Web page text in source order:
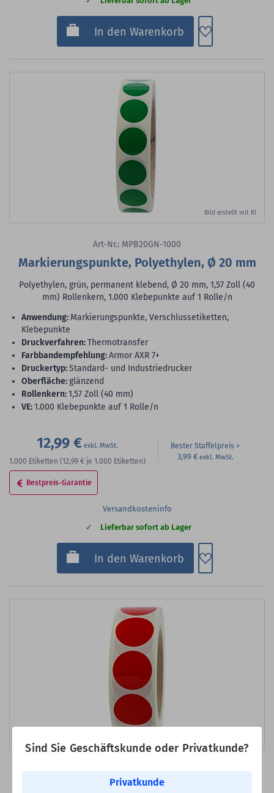
Sind Sie Geschäftskunde oder Privatkunde?
Privatkunde
In den Warenkorb Zum
Bild erstellt mit KI
Art-Nr.: MPB20GN-1000
Markierungspunkte, Polyethylen, Ø 20 mm
Polyethylen, grün, permanent klebend, Ø 20 mm, 1,57 Zoll (40
mm) Rollenkern, 1.000 Klebepunkte auf 1 Rolle/n
Anwendung: Markierungspunkte, Verschlussetiketten,
Klebepunkte
Druckverfahren:Thermotransfer
Farbbandempfehlung:Armor AXR 7+
Druckertyp:Standard- und Industriedrucker
Oberfläche:glänzend
Rollenkern:1,57 Zoll (40 mm)
VE:1.000 Klebepunkte auf 1 Rolle/n
12,99 €
1.000 Etiketten (12,99 € je 1.000 Etiketten)
Bester Staffelpreis
3,99 €
Bestpreis-Garantie
Versandkosteninfo
Lieferbar sofort ab Lager
In den Warenkorb Zum
Markierungspunkte, Polyethylen, Ø 30 mm